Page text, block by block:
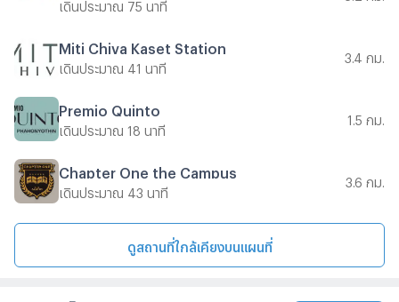
เดินประมาณ 75 นาที
Miti Chiva Kaset Station
เดินประมาณ 41 นาที
3.4 กม.
Premio Quinto
เดินประมาณ 18 นาที
1.5 กม.
Chapter One the Campus
เดินประมาณ 43 นาที
3.6 กม.
ดูสถานที่ใกล้เคียงบนแผนที่